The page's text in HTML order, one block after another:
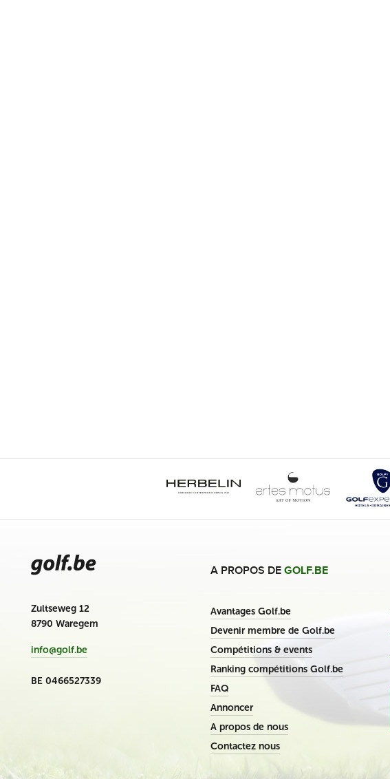
Zultseweg 12
8790 Waregem
info@golf.be
BE 0466527339
A PROPOS DE GOLF.BE
Avantages Golf.be
Devenir membre de Golf.be
Compétitions & events
Ranking compétitions Golf.be
FAQ
Annoncer
A propos de nous
Contactez nous